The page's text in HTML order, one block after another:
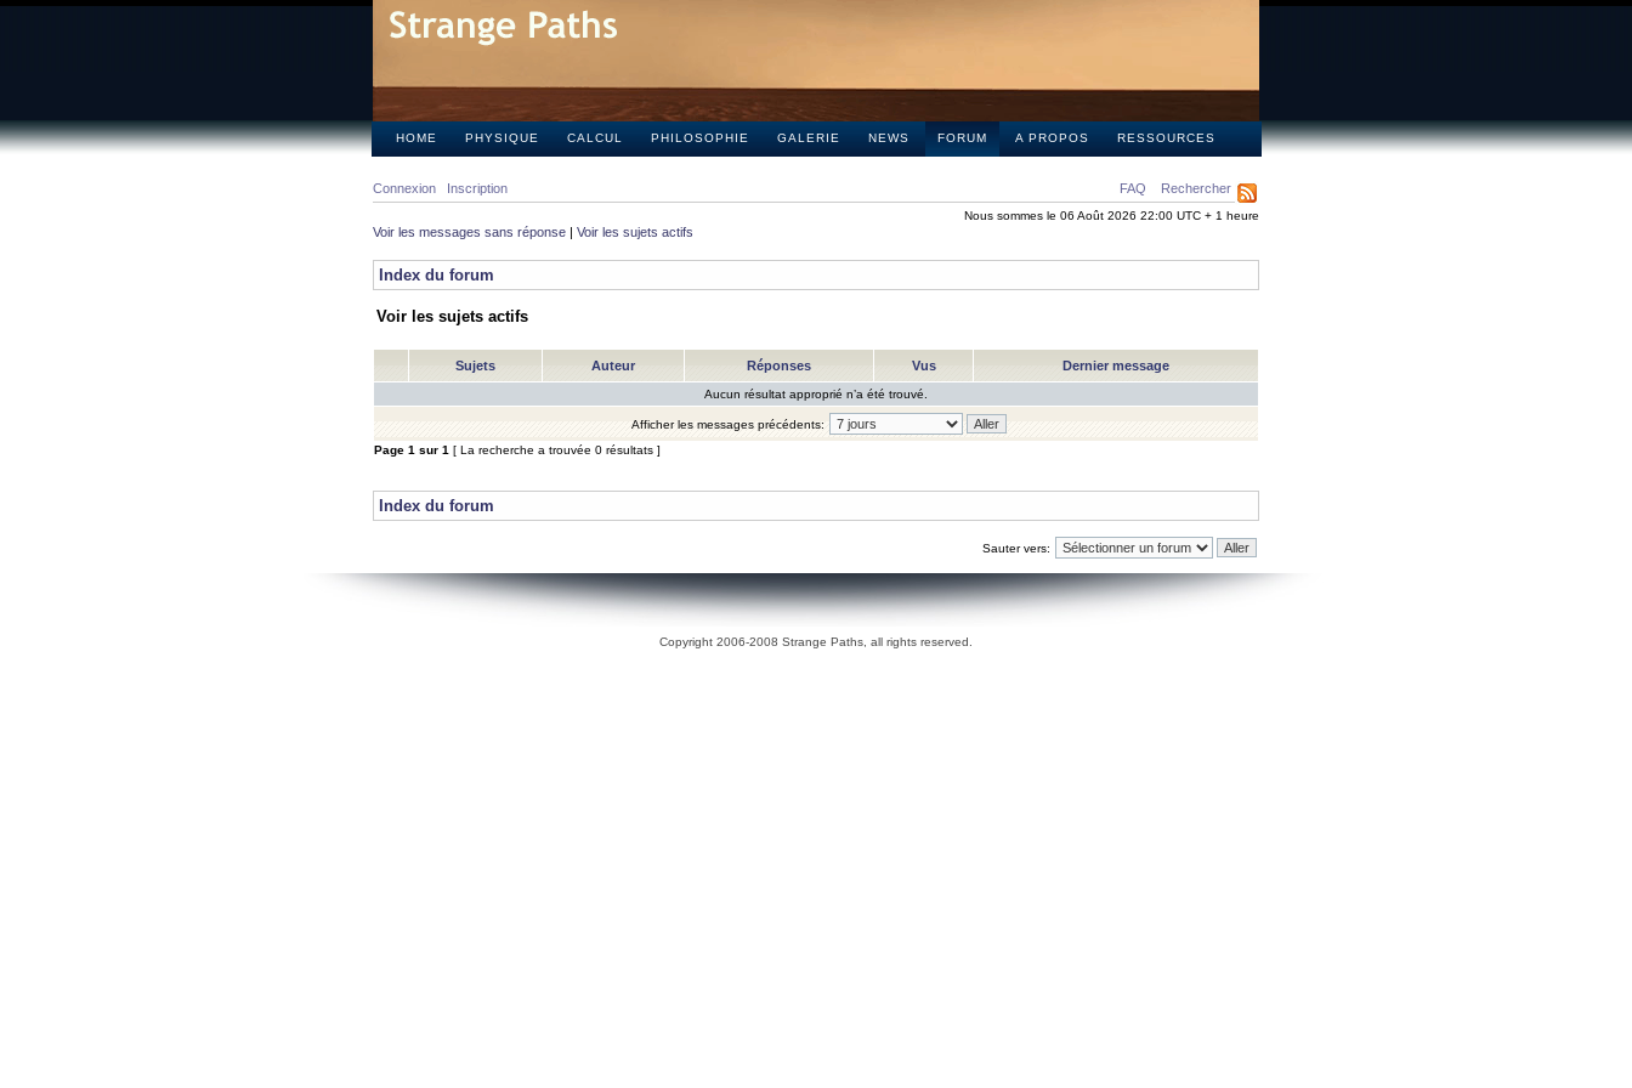
HOME PHYSIQUE CALCUL PHILOSOPHIE GALERIE NEWS FORUM A PROPOS RESSOURCES
FAQ Rechercher
Connexion Inscription
Nous sommes le 06 Août 2026 22:00 UTC + 1 heure
Voir les messages sans réponse | Voir les sujets actifs
Index du forum
Voir les sujets actifs
Sujets Auteur Réponses Vus Dernier message
Aucun résultat approprié n’a été trouvé.
Afficher les messages précédents:
Page 1 sur 1 [ La recherche a trouvée 0 résultats ]
Index du forum
Sauter vers:
Copyright 2006-2008 Strange Paths, all rights reserved.